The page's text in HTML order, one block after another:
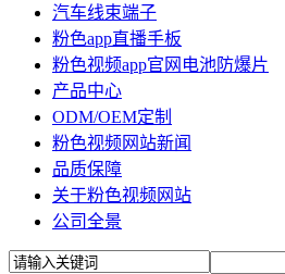
汽车线束端子
粉色app直播手板
粉色视频app官网电池防爆片
产品中心
ODM/OEM定制
粉色视频网站新闻
品质保障
关于粉色视频网站
公司全景